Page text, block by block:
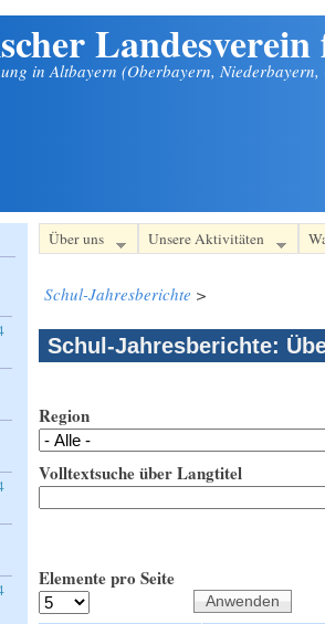
in Altbayern (Oberbayern, Niederbayern,
Über uns Unsere Aktivitäten
Schul-Jahresberichte >
Schul-Jahresberichte:
Region
Volltextsuche über Langtitel
Elemente pro Seite